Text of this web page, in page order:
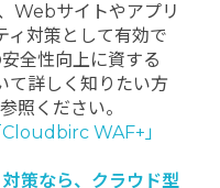
Webサイトやアプリ
ィ対策として有効で
全性向上に資する
て詳しく知りたい方
照ください。
WAF+」
策なら、クラウド型